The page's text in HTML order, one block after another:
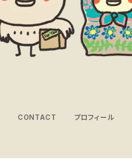
CONTACT プロフィール